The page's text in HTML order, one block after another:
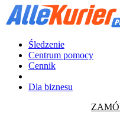
Śledzenie
Centrum pomocy
Cennik
Dla biznesu